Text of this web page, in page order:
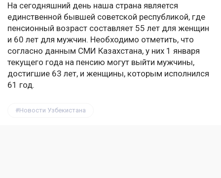
На сегодняшний день наша страна является
единственной бывшей советской республикой, где
пенсионный возраст составляет 55 лет для женщин
и 60 лет для мужчин. Необходимо отметить, что
согласно данным СМИ Казахстана, у них 1 января
текущего года на пенсию могут выйти мужчины,
достигшие 63 лет, и женщины, которым исполнился
61 год.
Новости Узбекистана